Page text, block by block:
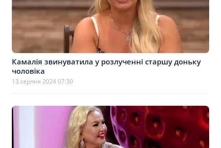
Камалія звинуватила у розлученні старшу доньку
чоловіка
13 серпня 2024 07:30